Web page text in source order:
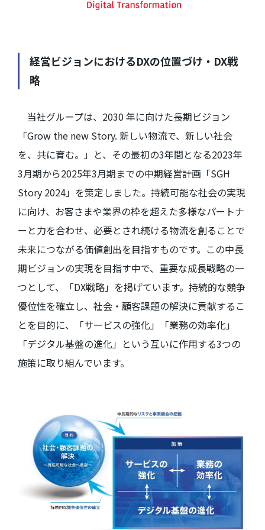
経営ビジョンにおけるDXの位置づけ・ DX戦
略
当社グループは、 2030年に向けた長期ビジョン
「Grow the new Story. 新しい物流で、新しい社会
を、共に育む。」と、その最初の3年間となる2023年
3月期から2025年3月期までの中期経営計画「SGH
Story 2024」を策定しました。持続可能な社会の実現
に向け、お客さまや業界の枠を超えた多様なパートナ
ーと力を合わせ、必要とされ続ける物流を創ることで
未来につながる価値創出を目指すものです。この中長
期ビジョンの実現を目指す中で、重要な成長戦略の一
つとして、「DX戦略」を掲げています。持続的な競争
優位性を確立し、社会・顧客課題の解決に貢献するこ
とを目的に、「サービスの強化」「業務の効率化」
「デジタル基盤の進化」という互いに作用する3つの
施策に取り組んでいます。